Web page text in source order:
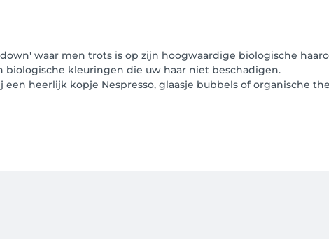
waar men trots is op zijn hoogwaardige biologische
kleuringen die uw haar niet beschadigen.
heerlijk kopje Nespresso, glaasje bubbels of organische